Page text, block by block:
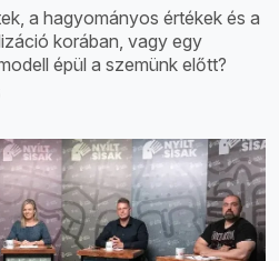
a hagyományos értékek és a
korában, vagy egy
épül a szemünk előtt?